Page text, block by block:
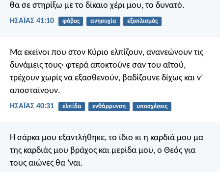
θα σε στηρίξω με το δίκαιο χέρι μου, το δυνατό.
ΗΣΑΪΑΣ 41:10 φόβος ανησυχία εξοπλισμός
Μα εκείνοι που στον Κύριο ελπίζουν, ανανεώνουν τις
δυνάμεις τους· φτερά αποκτούνε σαν του αϊτού,
τρέχουν χωρίς να εξασθενούν, βαδίζουνε δίχως και ν’
αποσταίνουν.
ΗΣΑΪΑΣ 40:31 ελπίδα ενθάρρυνση υποσχέσεις
Η σάρκα μου εξαντλήθηκε, το ίδιο κι η καρδιά μου μα
της καρδιάς μου βράχος και μερίδα μου, ο Θεός για
τους αιώνες θα ’ναι.